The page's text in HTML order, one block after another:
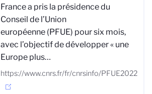
France a pris la présidence du
Conseil de l’Union
européenne (PFUE) pour six mois,
avec l’objectif de développer « une
Europe plus…
https://www.cnrs.fr/fr/cnrsinfo/PFUE2022